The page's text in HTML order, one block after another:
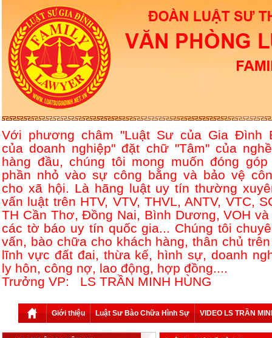
Với phương châm "Luật Sư của Gia Đình
của doanh nghiệp" đặt chữ "Tâm" của
hàng đầu, chúng tôi mong muốn đóng góp
phần nhỏ vào sự công bằng và bảo vệ
cho xã hội. Là hãng luật uy tín thường
vấn luật trên HTV, VTV, THVL, ANTV, VTC,
TH Cần Thơ, Đồng Nai, Bình Dương, VOH và
các tờ báo uy tín quốc gia... Chúng tôi
vấn, bào chữa cho khách hàng, thân chủ
lĩnh vực đất đai, thừa kế, hình sự, doanh
ly hôn, công nợ, lao động, hợp đồng....
Trưởng VP: LS TRẦN MINH HÙNG
Giới thiệu Luật Sư Bào Chữa Hình Sự VIDEO LS TRẦN